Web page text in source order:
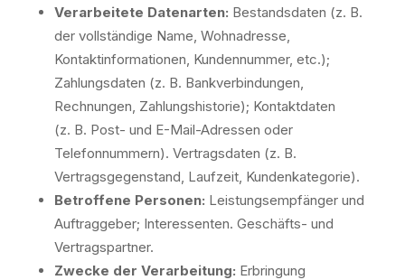
Verarbeitete Datenarten: Bestandsdaten (z. B.
der vollständige Name, Wohnadresse,
Kontaktinformationen, Kundennummer, etc.);
Zahlungsdaten (z. B. Bankverbindungen,
Rechnungen, Zahlungshistorie); Kontaktdaten
(z. B. Post- und E-Mail-Adressen oder
Telefonnummern). Vertragsdaten (z. B.
Vertragsgegenstand, Laufzeit, Kundenkategorie).
Betroffene Personen: Leistungsempfänger und
Auftraggeber; Interessenten. Geschäfts- und
Vertragspartner.
Zwecke der Verarbeitung: Erbringung